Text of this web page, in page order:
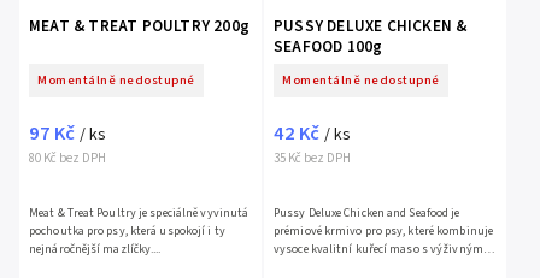
MEAT & TREAT POULTRY 200g
Momentálně nedostupné
80 Kč bez DPH
97 Kč / ks
Meat & Treat Poultry je speciálně vyvinutá
pochoutka pro psy, která uspokojí i ty
nejnáročnější mazlíčky....
PUSSY DELUXE CHICKEN &
SEAFOOD 100g
Momentálně nedostupné
35 Kč bez DPH
42 Kč / ks
Pussy Deluxe Chicken and Seafood je
prémiové krmivo pro psy, které kombinuje
vysoce kvalitní kuřecí maso s výživnými